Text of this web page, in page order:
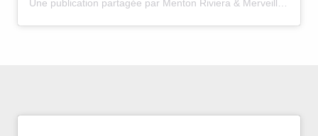
Une publication partagée par Menton Riviera & Merveilles (@mentonrivieramerveilles)